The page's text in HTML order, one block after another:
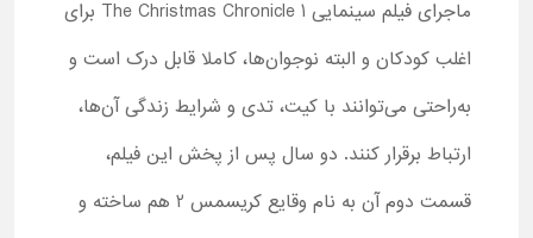
ماجرای فیلم سینمایی The Christmas Chronicle 1 برای
اغلب کودکان و البته نوجوان‌ها، کاملا قابل درک است و
به‌راحتی می‌توانند با کیت، تدی و شرایط زندگی آن‌ها،
ارتباط برقرار کنند. دو سال پس از پخش این فیلم،
قسمت دوم آن به نام وقایع کریسمس 2 هم ساخته و